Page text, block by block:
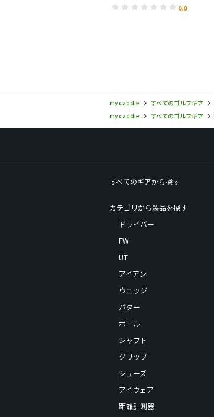
0.0
my caddie すべてのゴルフギア
my caddie
すべてのゴルフギア
すべてのギアから探す
カテゴリから製品を探す
ドライバー
FW
UT
アイアン
ウェッジ
パター
ボール
シャフト
グリップ
シューズ
アイウェア
距離計測器